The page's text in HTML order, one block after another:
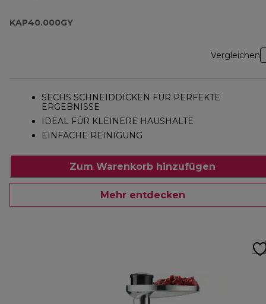
KAP40.000GY
KAP40.000GY
Vergleichen
SECHS SCHNEIDDICKEN FÜR PERFEKTE
ERGEBNISSE
IDEAL FÜR KLEINERE HAUSHALTE
EINFACHE REINIGUNG
Zum Warenkorb hinzufügen
Mehr entdecken